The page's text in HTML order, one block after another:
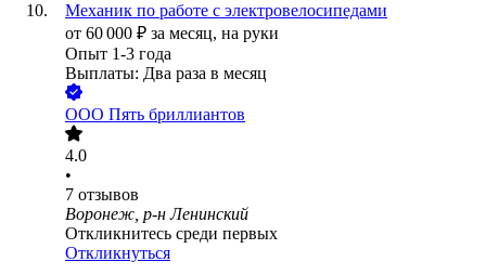
Механик по работе с электровелосипедами
от 60 000 ₽ за месяц, на руки
Опыт 1-3 года
Выплаты: Два раза в месяц
ООО Пять бриллиантов
4.0
•
7 отзывов
Воронеж, р-н Ленинский
Откликнитесь среди первых
Откликнуться